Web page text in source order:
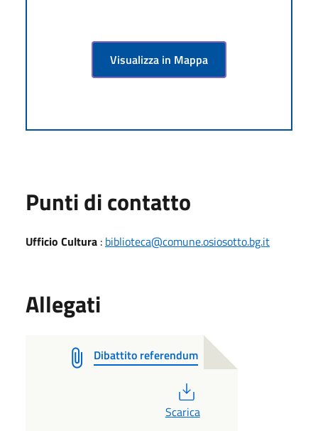
Visualizza in Mappa
Punti di contatto
Ufficio Cultura : biblioteca@comune.osiosotto.bg.it
Allegati
Dibattito referendum
Scarica